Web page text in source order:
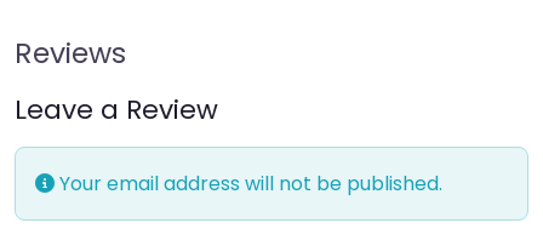
Reviews
Leave a Review
Your email address will not be published.